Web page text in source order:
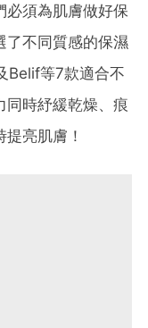
必須為肌膚做好保
了不同質感的保濕
Belif等7款適合不
同時紓緩乾燥、痕
亮肌膚！